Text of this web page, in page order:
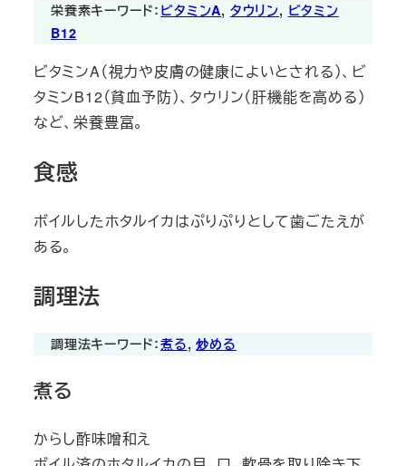
栄養素キーワード： ビタミンA, タウリン, ビタミン
B12
ビタミンA（視力や皮膚の健康によいとされる）、ビ
タミンB12（貧血予防）、タウリン（肝機能を高める）
など、栄養豊富。
食感
ボイルしたホタルイカはぷりぷりとして歯ごたえが
ある。
調理法
調理法キーワード：煮る, 炒める
煮る
からし酢味噌和え